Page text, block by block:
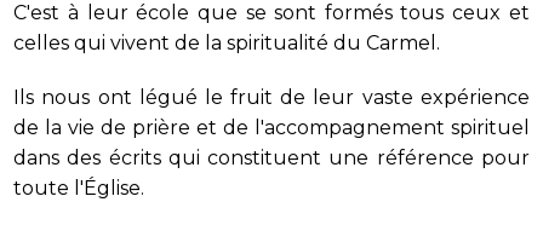
C'est à leur école que se sont formés tous ceux et
celles qui vivent de la spiritualité du Carmel.
Ils nous ont légué le fruit de leur vaste expérience
de la vie de prière et de l'accompagnement spirituel
dans des écrits qui constituent une référence pour
toute l'Église.